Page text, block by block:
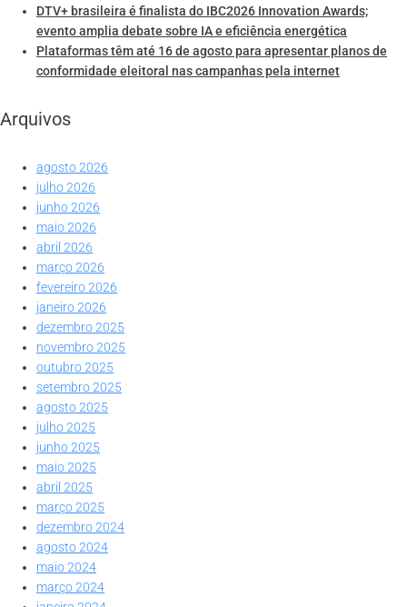
DTV+ brasileira é finalista do IBC2026 Innovation Awards;
evento amplia debate sobre IA e eficiência energética
Plataformas têm até 16 de agosto para apresentar planos de
conformidade eleitoral nas campanhas pela internet
Arquivos
agosto 2026
julho 2026
junho 2026
maio 2026
abril 2026
março 2026
fevereiro 2026
janeiro 2026
dezembro 2025
novembro 2025
outubro 2025
setembro 2025
agosto 2025
julho 2025
junho 2025
maio 2025
abril 2025
março 2025
dezembro 2024
agosto 2024
maio 2024
março 2024